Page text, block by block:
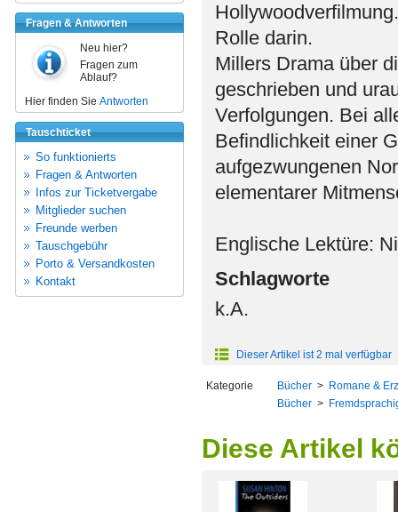
Fragen & Antworten
Neu hier?
Fragen zum
Ablauf?
Hier finden Sie Antworten
Tauschticket
So funktionierts
Fragen & Antworten
Infos zur Ticketvergabe
Mitglieder suchen
Freunde werben
Tauschgebühr
Porto & Versandkosten
Kontakt
Rolle darin.
Millers Drama über
geschrieben und
Verfolgungen. Bei
Befindlichkeit einer
aufgezwungenen
elementarer
Englische Lektüre:
Schlagworte
k.A.
Dieser Artikel ist 2 mal verfügbar
Kategorie Bücher > Romane &
Bücher >
Diese Artikel